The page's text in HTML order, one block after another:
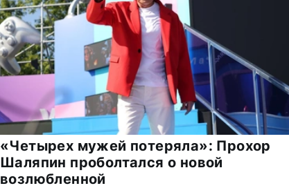
«Четырех мужей потеряла»: Прохор
Шаляпин проболтался о новой
возлюбленной